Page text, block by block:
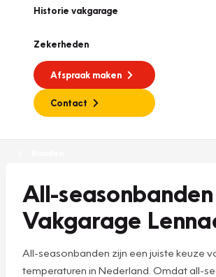
Historie vakgarage
Zekerheden
Afspraak maken
Contact
All-
Vakgarage
All-seasonbanden zijn een juiste keuze
temperaturen in Nederland. Omdat all-